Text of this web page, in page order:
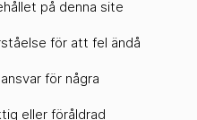
på denna site
för att fel ändå
för några
eller föråldrad